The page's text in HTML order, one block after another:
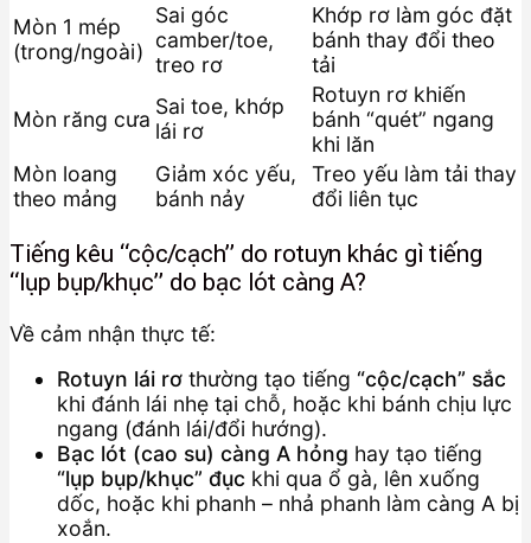
Mòn 1 mép
(trong/ngoài)
Sai góc
camber/toe,
treo rơ
Khớp rơ làm góc đặt
bánh thay đổi theo
tải
Mòn răng cưa
Sai toe, khớp
lái rơ
Rotuyn rơ khiến
bánh “quét” ngang
khi lăn
Mòn loang
theo mảng
Giảm xóc yếu,
bánh nảy
Treo yếu làm tải thay
đổi liên tục
Tiếng kêu “cộc/cạch” do rotuyn khác gì tiếng
“lụp bụp/khục” do bạc lót càng A?
Về cảm nhận thực tế:
Rotuyn lái rơ thường tạo tiếng “cộc/cạch” sắc
khi đánh lái nhẹ tại chỗ, hoặc khi bánh chịu lực
ngang (đánh lái/đổi hướng).
Bạc lót (cao su) càng A hỏng hay tạo tiếng
“lụp bụp/khục” đục khi qua ổ gà, lên xuống
dốc, hoặc khi phanh – nhả phanh làm càng A bị
xoắn.